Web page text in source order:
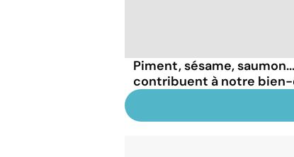
Piment, sésame,
contribuent à notre